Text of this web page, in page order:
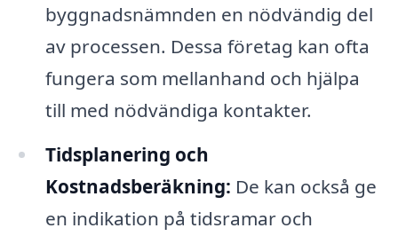
byggnadsnämnden en nödvändig del
av processen. Dessa företag kan ofta
fungera som mellanhand och hjälpa
till med nödvändiga kontakter.
Tidsplanering och
Kostnadsberäkning: De kan också ge
en indikation på tidsramar och